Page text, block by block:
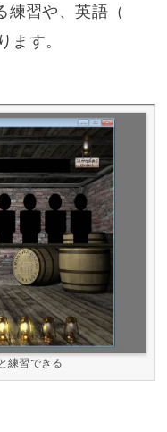
練習や、英語（
ます。
練習できる